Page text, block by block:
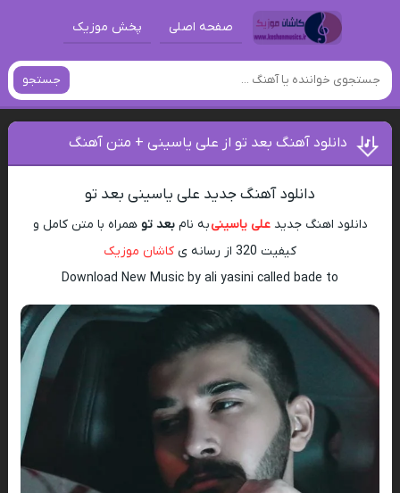
صفحه اصلی پخش موزیک
جستجو
دانلود آهنگ بعد تو از علی یاسینی + متن آهنگ
دانلود آهنگ جدید علی یاسینی بعد تو
دانلود اهنگ جدیدعلی یاسینیبه نامبعد تو همراه با متن کامل و
کیفیت 320 از رسانه ی
کاشان موزیک
Download New Music by ali yasini called bade to